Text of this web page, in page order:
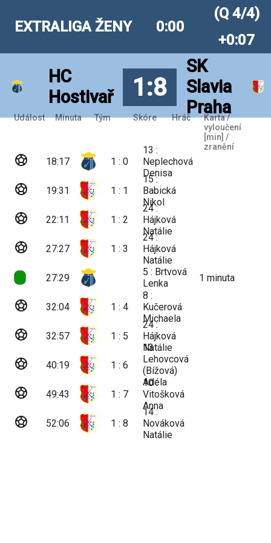
EXTRALIGA ŽENY 0:00
(Q 4/4)
+0:07
HC
Hostivař
1:8
SK
Slavia
Praha
Událost Minuta Tým Skóre Hráč
Karta /
vyloučení
[min] /
zranění
sports_soccer 18:17 1 : 0
13 :
Neplechová
Denisa
sports_soccer 19:31 1 : 1
15 :
Babická
Nikol
sports_soccer 22:11 1 : 2
24 :
Hájková
Natálie
sports_soccer 27:27 1 : 3
24 :
Hájková
Natálie
27:29
5 : Brtvová
Lenka
1minuta
sports_soccer 32:04 1 : 4
8 :
Kučerová
Michaela
sports_soccer 32:57 1 : 5
24 :
Hájková
Natálie
sports_soccer 40:19 1 : 6
13 :
Lehovcová
(Bížová)
Adéla
sports_soccer 49:43 1 : 7
10 :
Vitošková
Anna
sports_soccer 52:06 1 : 8
14 :
Nováková
Natálie